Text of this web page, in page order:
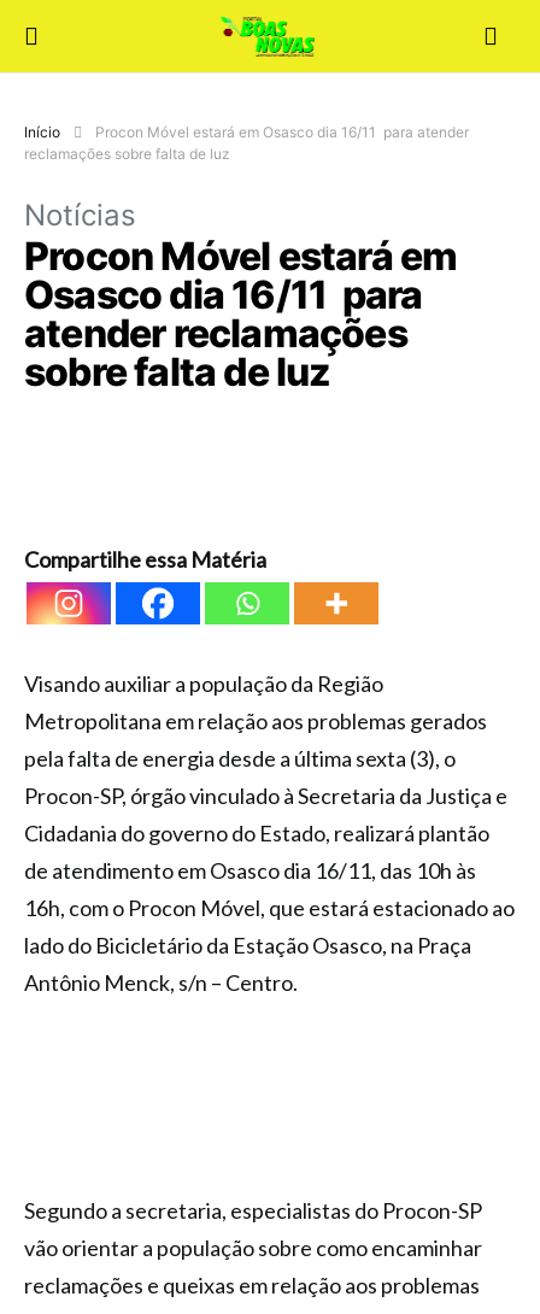
Início
Procon Móvel estará em Osasco dia 16/11 para atender
reclamações sobre falta de luz
Notícias
Procon Móvel estará em
Osasco dia 16/11 para
atender reclamações
sobre falta de luz
Compartilhe essa Matéria
Visando auxiliar a população da Região
Metropolitana em relação aos problemas gerados
pela falta de energia desde a última sexta (3), o
Procon-SP, órgão vinculado à Secretaria da Justiça e
Cidadania do governo do Estado, realizará plantão
de atendimento em Osasco dia 16/11, das 10h às
16h, com o Procon Móvel, que estará estacionado ao
lado do Bicicletário da Estação Osasco, na Praça
Antônio Menck, s/n – Centro.
Segundo a secretaria, especialistas do Procon-SP
vão orientar a população sobre como encaminhar
reclamações e queixas em relação aos problemas